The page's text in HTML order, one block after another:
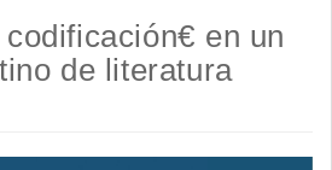
en un
de literatura